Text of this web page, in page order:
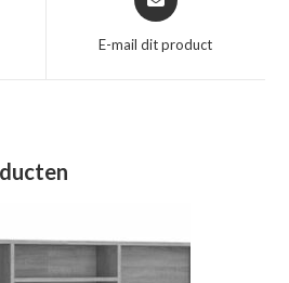
in
nieuw
E-mail dit product